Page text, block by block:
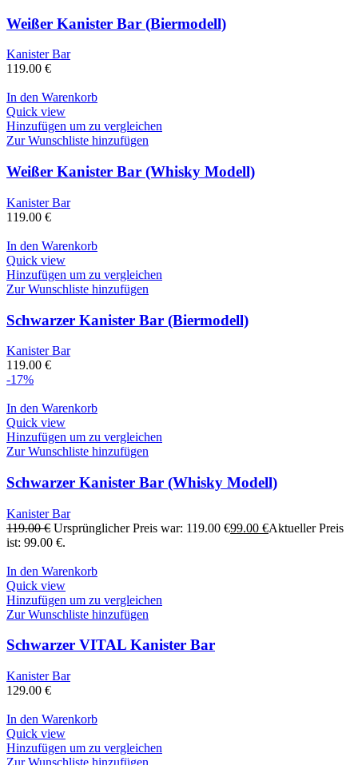
Weißer Kanister Bar (Biermodell)
Kanister Bar
119.00 €
In den Warenkorb
Quick view
Hinzufügen um zu vergleichen
Zur Wunschliste hinzufügen
Weißer Kanister Bar (Whisky Modell)
Kanister Bar
119.00 €
In den Warenkorb
Quick view
Hinzufügen um zu vergleichen
Zur Wunschliste hinzufügen
Schwarzer Kanister Bar (Biermodell)
Kanister Bar
119.00 €
-17%
In den Warenkorb
Quick view
Hinzufügen um zu vergleichen
Zur Wunschliste hinzufügen
Schwarzer Kanister Bar (Whisky Modell)
Kanister Bar
119.00€ Ursprünglicher Preis war: 119.00 €99.00 €Aktueller Preis
ist: 99.00 €.
In den Warenkorb
Quick view
Hinzufügen um zu vergleichen
Zur Wunschliste hinzufügen
Schwarzer VITAL Kanister Bar
Kanister Bar
129.00 €
In den Warenkorb
Quick view
Hinzufügen um zu vergleichen